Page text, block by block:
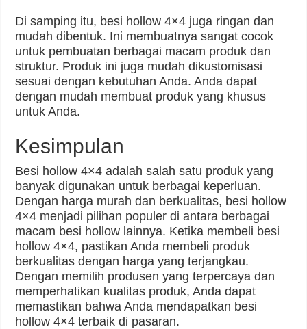
Di samping itu, besi hollow 4×4 juga ringan dan
mudah dibentuk. Ini membuatnya sangat cocok
untuk pembuatan berbagai macam produk dan
struktur. Produk ini juga mudah dikustomisasi
sesuai dengan kebutuhan Anda. Anda dapat
dengan mudah membuat produk yang khusus
untuk Anda.
Kesimpulan
Besi hollow 4×4 adalah salah satu produk yang
banyak digunakan untuk berbagai keperluan.
Dengan harga murah dan berkualitas, besi hollow
4×4 menjadi pilihan populer di antara berbagai
macam besi hollow lainnya. Ketika membeli besi
hollow 4×4, pastikan Anda membeli produk
berkualitas dengan harga yang terjangkau.
Dengan memilih produsen yang terpercaya dan
memperhatikan kualitas produk, Anda dapat
memastikan bahwa Anda mendapatkan besi
hollow 4×4 terbaik di pasaran.